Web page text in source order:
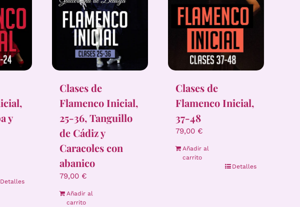
y
Detalles
Clases de
Flamenco Inicial,
25-36, Tanguillo
de Cádiz y
Caracoles con
abanico
79,00 €
Añadir al
carrito
Clases de
Flamenco Inicial,
37-48
79,00 €
Añadir al
carrito
Detalles